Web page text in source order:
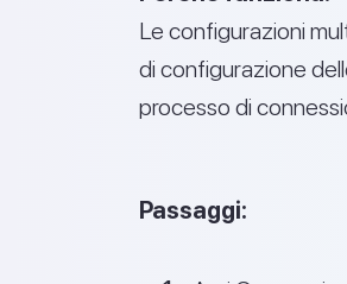
Le configurazioni
di configurazione
processo di
Passaggi: